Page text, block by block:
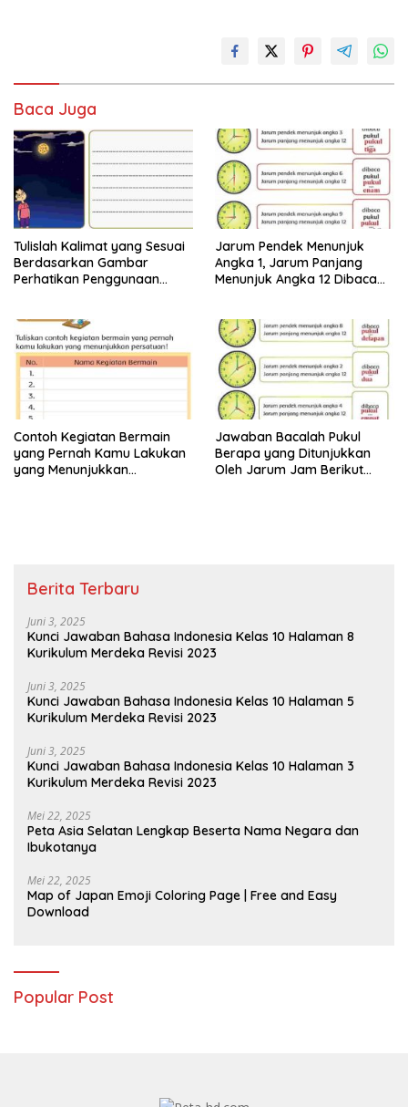
Baca Juga
Tulislah Kalimat yang Sesuai
Berdasarkan Gambar
Perhatikan Penggunaan
Halaman 28 29
Jarum Pendek Menunjuk
Angka 1, Jarum Panjang
Menunjuk Angka 12 Dibaca
Contoh Kegiatan Bermain
yang Pernah Kamu Lakukan
yang Menunjukkan
Jawaban Bacalah Pukul
Berapa yang Ditunjukkan
Oleh Jarum Jam Berikut
Berita Terbaru
Juni 3, 2025
Kunci Jawaban Bahasa Indonesia Kelas 10 Halaman 8
Kurikulum Merdeka Revisi 2023
Juni 3, 2025
Kunci Jawaban Bahasa Indonesia Kelas 10 Halaman 5
Kurikulum Merdeka Revisi 2023
Juni 3, 2025
Kunci Jawaban Bahasa Indonesia Kelas 10 Halaman 3
Kurikulum Merdeka Revisi 2023
Mei 22, 2025
Peta Asia Selatan Lengkap Beserta Nama Negara dan
Ibukotanya
Mei 22, 2025
Map of Japan Emoji Coloring Page | Free and Easy
Download
Popular Post